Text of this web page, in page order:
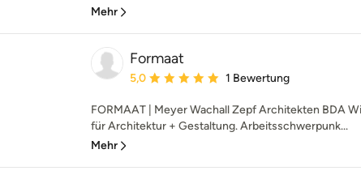
Mehr
Formaat
Durchschnittliche Bewertung: 5 von 5 Sternen
5,0 1 Bewertung
FORMAAT | Meyer Wachall Zepf Architekten BDA
für Architektur + Gestaltung. Arbeitsschwerpunk...
Mehr